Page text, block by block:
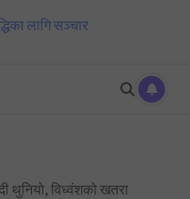
लागि सञ्चार
थुनियो, विध्वंशको खतरा